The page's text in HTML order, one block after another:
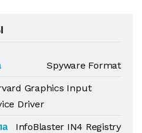
Spyware Format
Graphics Input
Driver
InfoBlaster IN4 Registry